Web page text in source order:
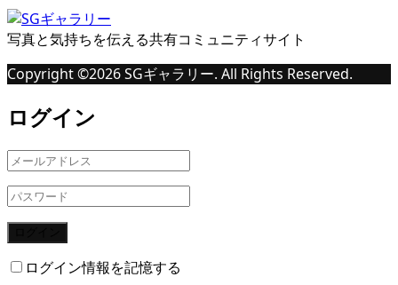
写真と気持ちを伝える共有コミュニティサイト
Copyright ©2026SGギャラリー. All Rights Reserved.
ログイン
ログイン情報を記憶する